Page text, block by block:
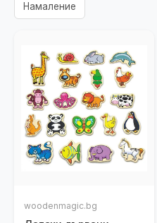
Намаление
woodenmagic.bg